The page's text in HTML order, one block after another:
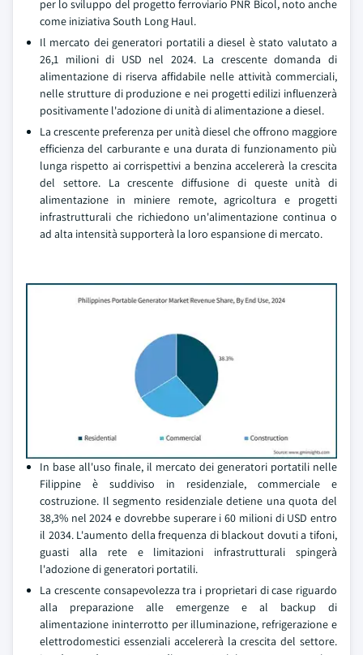
per lo sviluppo del progetto ferroviario PNR Bicol, noto anche
come iniziativa South Long Haul.
Il mercato dei generatori portatili a diesel è stato valutato a
26,1 milioni di USD nel 2024. La crescente domanda di
alimentazione di riserva affidabile nelle attività commerciali,
nelle strutture di produzione e nei progetti edilizi influenzerà
positivamente l'adozione di unità di alimentazione a diesel.
La crescente preferenza per unità diesel che offrono maggiore
efficienza del carburante e una durata di funzionamento più
lunga rispetto ai corrispettivi a benzina accelererà la crescita
del settore. La crescente diffusione di queste unità di
alimentazione in miniere remote, agricoltura e progetti
infrastrutturali che richiedono un'alimentazione continua o
ad alta intensità supporterà la loro espansione di mercato.
In base all'uso finale, il mercato dei generatori portatili nelle
Filippine è suddiviso in residenziale, commerciale e
costruzione. Il segmento residenziale detiene una quota del
38,3% nel 2024 e dovrebbe superare i 60 milioni di USD entro
il 2034. L'aumento della frequenza di blackout dovuti a tifoni,
guasti alla rete e limitazioni infrastrutturali spingerà
l'adozione di generatori portatili.
La crescente consapevolezza tra i proprietari di case riguardo
alla preparazione alle emergenze e al backup di
alimentazione ininterrotto per illuminazione, refrigerazione e
elettrodomestici essenziali accelererà la crescita del settore.